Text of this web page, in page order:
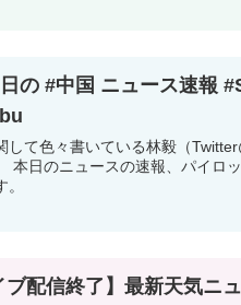
の #中国 ニュース速報
して色々書いている林毅（
本日のニュースの速報、パイロ
ブ配信終了】最新天気ニ